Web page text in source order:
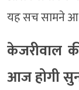
यह सच सामने आ
केजरीवाल
आज होगी